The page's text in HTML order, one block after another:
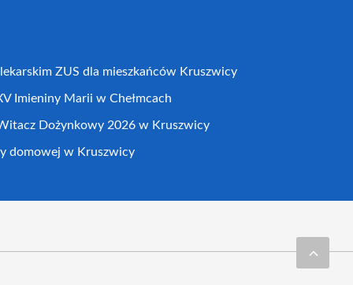
ZUS dla mieszkańców Kruszwicy
Imieniny Marii w Chełmcach
Dożynkowy 2026 w Kruszwicy
domowej w Kruszwicy